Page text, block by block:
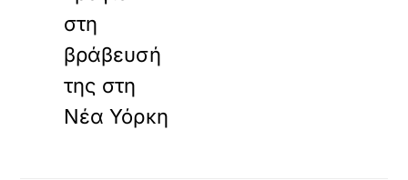
στη
βράβευσή
της στη
Νέα Υόρκη